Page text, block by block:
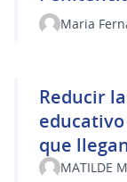
Maria
Reducir
que
en elMATILDE